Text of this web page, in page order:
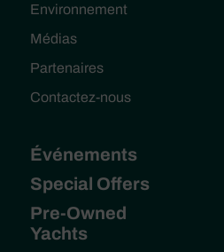
Environnement
Médias
Partenaires
Contactez-nous
Événements
Special Offers
Pre-Owned
Yachts